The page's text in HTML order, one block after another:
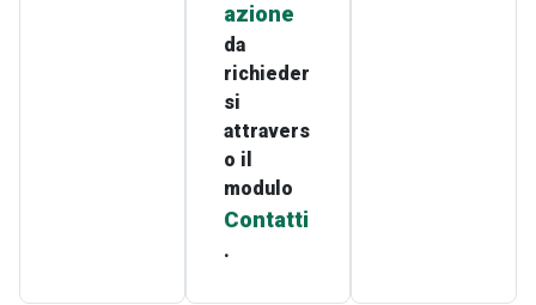
azione
da
richieder
si
attravers
o il
modulo
Contatti
.